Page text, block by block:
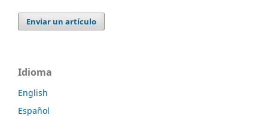
Enviar un artículo
Idioma
English
Español